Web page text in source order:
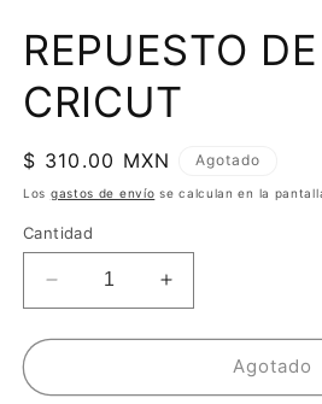
REPUESTO
CRICUT
Precio
habitual
$ 310.00 MXN Agotado
Los gastos de envío se calculan en la
Cantidad
Reducir
cantidad
para
DE
Aumentar
cantidad
para
REPUESTO
DE
Agotado